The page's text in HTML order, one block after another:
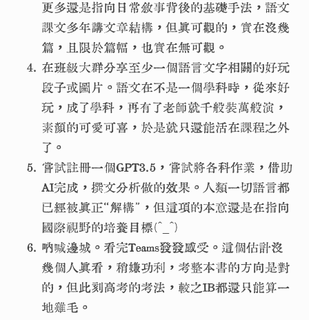
更多還是指向日常敘事背後的基礎手法，語文
課文多年講文章結構，但真可觀的，實在沒幾
篇，且限於篇幅，也實在無可觀。
在班級大群分享至少一個語言文字相關的好玩
段子或圖片。語文在不是一個學科時，從來好
玩，成了學科，再有了老師就千般裝萬般演，
素顏的可愛可喜，於是就只還能活在課程之外
了。
嘗試註冊一個GPT3.5，嘗試將各科作業，借助
AI完成，撰文分析做的效果。人類一切語言都
已經被真正“解構”，但這項的本意還是在指向
國際視野的培養目標(^_^)
吶喊邊城。看完Teams發發感受。這個估計沒
幾個人真看，稍嫌功利，考整本書的方向是對
的，但此刻高考的考法，較之IB都還只能算一
地雞毛。